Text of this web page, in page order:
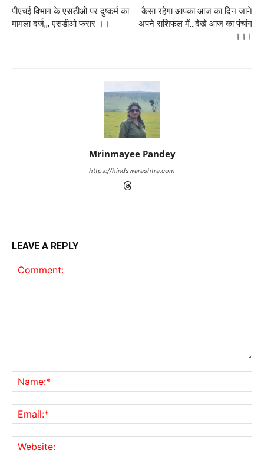
पीएचई विभाग के एसडीओ पर दुष्कर्म का
मामला दर्ज,,, एसडीओ फरार ।।
कैसा रहेगा आपका आज का दिन जाने
अपने राशिफल में…देखे आज का पंचांग
।।।
Mrinmayee Pandey
https://hindswarashtra.com
LEAVE A REPLY